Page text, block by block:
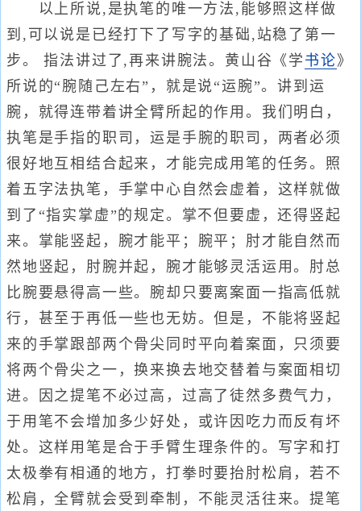
以上所说,是执笔的唯一方法,能够照这样做
到,可以说是已经打下了写字的基础,站稳了第一
步。 指法讲过了,再来讲腕法。黄山谷《学 书论》
所说的“腕随己左右”，就是说“运腕”。讲到运
腕，就得连带着讲全臂所起的作用。我们明白，
执笔是手指的职司，运是手腕的职司，两者必须
很好地互相结合起来，才能完成用笔的任务。照
着五字法执笔，手掌中心自然会虚着，这样就做
到了“指实掌虚”的规定。掌不但要虚，还得竖起
来。掌能竖起，腕才能平；腕平；肘才能自然而
然地竖起，肘腕并起，腕才能够灵活运用。肘总
比腕要悬得高一些。腕却只要离案面一指高低就
行，甚至于再低一些也无妨。但是，不能将竖起
来的手掌跟部两个骨尖同时平向着案面，只须要
将两个骨尖之一，换来换去地交替着与案面相切
进。因之提笔不必过高，过高了徒然多费气力，
于用笔不会增加多少好处，或许因吃力而反有坏
处。这样用笔是合于手臂生理条件的。写字和打
太极拳有相通的地方，打拳时要抬肘松肩，若不
松肩，全臂就会受到牵制，不能灵活往来。提笔